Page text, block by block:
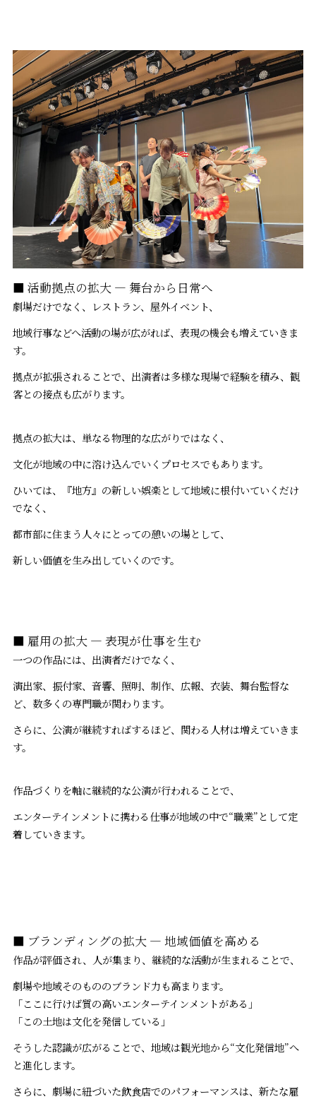
■ 活動拠点の拡大 ― 舞台から日常へ
劇場だけでなく、レストラン、屋外イベント、
地域行事などへ活動の場が広がれば、表現の機会も増えていきま
す。
拠点が拡張されることで、出演者は多様な現場で経験を積み、観
客との接点も広がります。
拠点の拡大は、単なる物理的な広がりではなく、
文化が地域の中に溶け込んでいくプロセスでもあります。
ひいては、『地方』の新しい娯楽として地域に根付いていくだけ
でなく、
都市部に住まう人々にとっての憩いの場として、
新しい価値を生み出していくのです。
■ 雇用の拡大 ― 表現が仕事を生む
一つの作品には、出演者だけでなく、
演出家、振付家、音響、照明、制作、広報、衣装、舞台監督な
ど、数多くの専門職が関わります。
さらに、公演が継続すればするほど、関わる人材は増えていきま
す。
作品づくりを軸に継続的な公演が行われることで、
エンターテインメントに携わる仕事が地域の中で“職業”として定
着していきます。
■ ブランディングの拡大 ― 地域価値を高める
作品が評価され、人が集まり、継続的な活動が生まれることで、
劇場や地域そのもののブランド力も高まります。
「ここに行けば質の高いエンターテインメントがある」
「この土地は文化を発信している」
そうした認識が広がることで、地域は観光地から“文化発信地”へ
と進化します。
さらに、劇場に紐づいた飲食店でのパフォーマンスは、新たな雇